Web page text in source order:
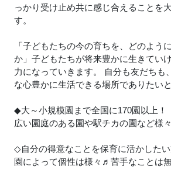
っかり受け止め共に感じ合えることを
す。
「子どもたちの今の育ちを、どのよう
か」子どもたちが将来豊かに生きてい
力になっていきます。 自分も友だちも
な心豊かに生活できる場所でありたい
◆大～小規模園まで全国に170園以上！
広い園庭のある園や駅チカの園など様
◇自分の得意なことを保育に活かした
園によって個性は様々 ♬ 苦手なことは